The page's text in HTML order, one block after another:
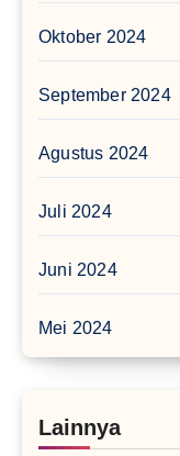
Oktober 2024
September 2024
Agustus 2024
Juli 2024
Juni 2024
Mei 2024
Lainnya